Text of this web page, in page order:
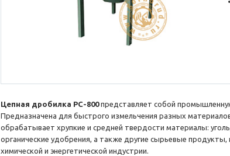
Цепная дробилка PC-800представляет собой
Предназначена для быстрого измельчения разных
обрабатывает хрупкие и средней твердости материалы:
органические удобрения, а также другие сырьевые
химической и энергетической индустрии.